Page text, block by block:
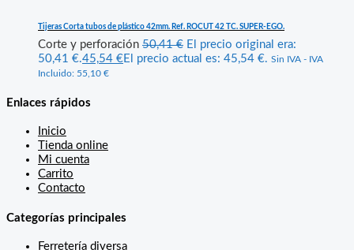
Tijeras Corta tubos de plástico 42mm. Ref. ROCUT 42 TC. SUPER-EGO.
Corte y perforación 50,41€ El precio original era:
50,41 €.45,54 €El precio actual es: 45,54 €. Sin IVA - IVA
Incluido: 55,10 €
Enlaces rápidos
Inicio
Tienda online
Mi cuenta
Carrito
Contacto
Categorías principales
Ferretería diversa